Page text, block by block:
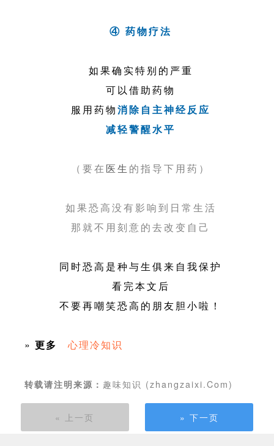
④ 药物疗法
如果确实特别的严重
可以借助药物
服用药物消除自主神经反应
减轻警醒水平
（要在 医生 的指导下用药）
如果恐高没有影响到日常生活
那就不用刻意的去改变自己
同时恐高是种与生俱来自我保护
看完本文后
不要再嘲笑恐高的朋友胆小啦！
» 更多 心理冷知识
转载请注明来源： 趣味知识 (zhangzaixi.Com)
« 上一页 » 下一页